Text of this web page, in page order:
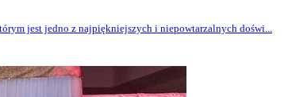
jest jedno z najpiękniejszych i niepowtarzalnych doświ...